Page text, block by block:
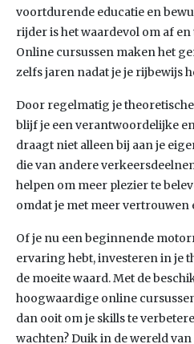
voortdurende educatie en
rijder is het waardevol om af
Online cursussen maken het
zelfs jaren nadat je je rijbewijs
Door regelmatig je
blijf je een verantwoordelijke
draagt niet alleen bij aan je
die van andere
helpen om meer plezier te
omdat je met meer vertrouwen
Of je nu een beginnende
ervaring hebt, investeren in je
de moeite waard. Met de
hoogwaardige online
dan ooit om je skills te
wachten? Duik in de wereld